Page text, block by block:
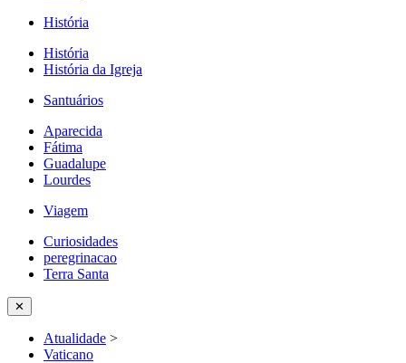
História
História
História da Igreja
Santuários
Aparecida
Fátima
Guadalupe
Lourdes
Viagem
Curiosidades
peregrinacao
Terra Santa
✕
Atualidade >
Vaticano